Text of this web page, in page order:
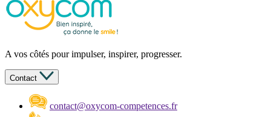
A vos côtés pour impulser, inspirer, progresser.
Contact
contact@oxycom-competences.fr